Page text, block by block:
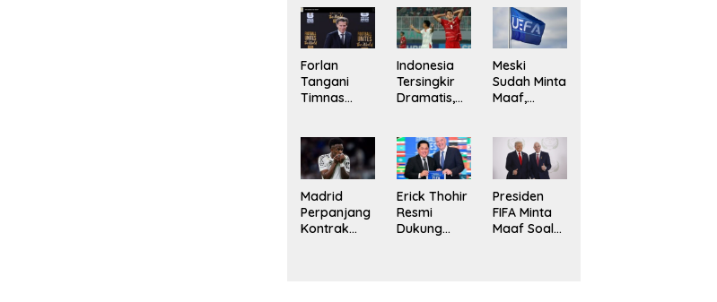
Forlan
Tangani
Timnas
Bielsa
Indonesia
Tersingkir
Dramatis,
Vietnam
Melaju ke
Semifinal
AFF
Meski
Sudah Minta
Maaf,
Berlanjut
Madrid
Perpanjang
Kontrak
Erick Thohir
Resmi
Dukung
Presiden
FIFA Minta
Maaf Soal